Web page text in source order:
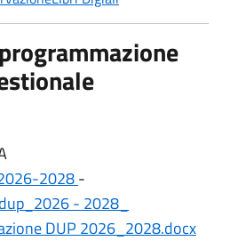
2028-
- 2028_
DUP 2026_2028.docx